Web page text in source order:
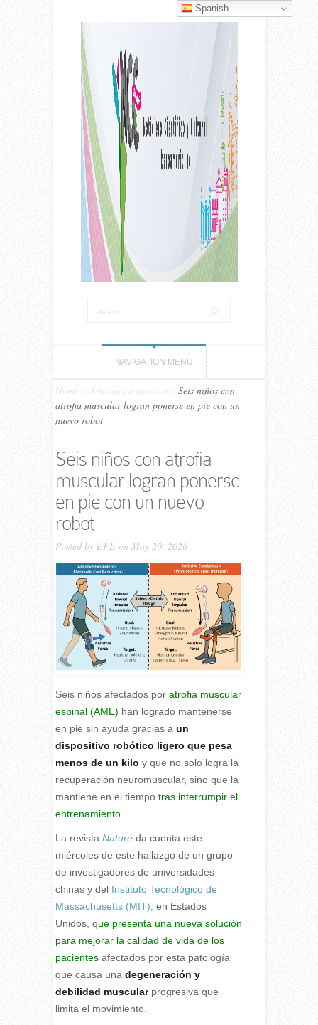
NAVIGATION MENU
Home Artículos o noticias
Seis niños con
atrofia muscular logran ponerse en pie con un
nuevo robot
Seis niños con atrofia
muscular logran ponerse
en pie con un nuevo
robot
Posted by EFEon May 20, 2026
Seis niños afectados por atrofia muscular
espinal (AME) han logrado mantenerse
en pie sin ayuda gracias a un
dispositivo robótico ligero que pesa
menos de un kilo y que no solo logra la
recuperación neuromuscular, sino que la
mantiene en el tiempotras interrumpir el
entrenamiento.
L a revista Nature da cuenta este
miércoles de este hallazgo de un grupo
de investigadores de universidades
chinas y del Instituto Tecnológico de
Massachusetts (MIT), en Estados
Unidos, que presenta una nueva solución
para mejorar la calidad de vida de los
pacientesafectados por esta patología
que causa una degeneración y
debilidad muscularprogresiva que
limita el movimiento.
Spanish